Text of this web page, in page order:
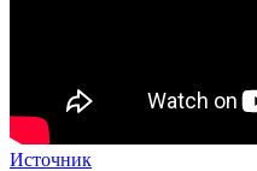
Источник